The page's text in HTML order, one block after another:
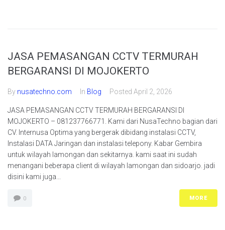
JASA PEMASANGAN CCTV TERMURAH
BERGARANSI DI MOJOKERTO
By nusatechno.com In Blog Posted April 2, 2026
JASA PEMASANGAN CCTV TERMURAH BERGARANSI DI
MOJOKERTO – 081237766771. Kami dari NusaTechno bagian dari
CV. Internusa Optima yang bergerak dibidang instalasi CCTV,
Instalasi DATA Jaringan dan instalasi telepony. Kabar Gembira
untuk wilayah lamongan dan sekitarnya. kami saat ini sudah
menangani beberapa client di wilayah lamongan dan sidoarjo. jadi
disini kami juga...
0 MORE